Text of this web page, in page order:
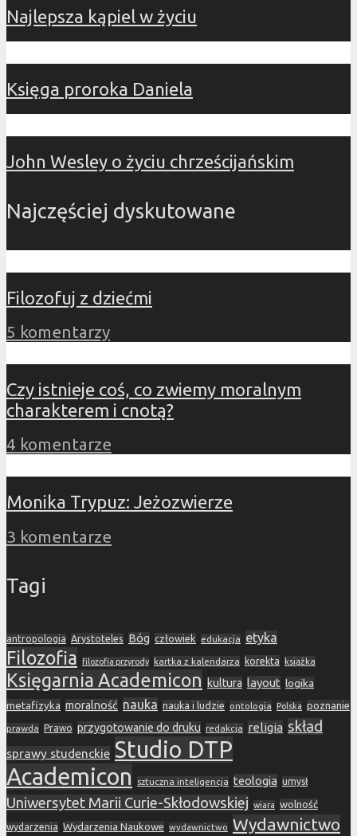
Najlepsza kąpiel w życiu
Księga proroka Daniela
John Wesley o życiu chrześcijańskim
Najczęściej dyskutowane
Filozofuj z dziećmi
5 komentarzy
Czy istnieje coś, co zwiemy moralnym
charakterem i cnotą?
4 komentarze
Monika Trypuz: Jeżozwierze
3 komentarze
Tagi
antropologia Arystoteles Bóg człowiek edukacja etyka
Filozofia filozofia przyrody kartka z kalendarza korekta książka
Księgarnia Academicon kultura layout logika
metafizyka moralność nauka nauka i ludzie ontologia Polska poznanie
prawda Prawo przygotowanie do druku redakcja religia skład
sprawy studenckie Studio DTP
Academicon
sztuczna inteligencja teologia umysł
Uniwersytet Marii Curie-Skłodowskiej wiara wolność
wydarzenia Wydarzenia Naukowe wydawnictwo Wydawnictwo